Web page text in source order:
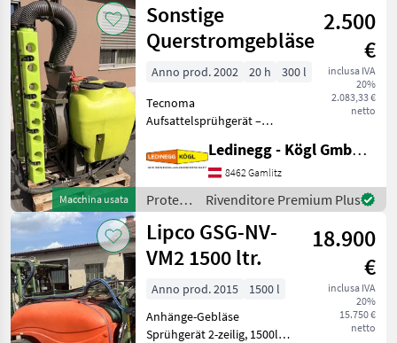
Macchina usata
Sonstige
Querstromgebläse
2.500
€
inclusa IVA
20%
2.083,33 €
netto
Anno prod. 2002 20 h
300 l
Tecnoma
Aufsattelsprühgerät –
Querstromgebläse und
Injektorwirkung
Beschreibung: Das
neuwertige Tecnoma
Aufsattelsprühgerät mit
300 Liter
Ledinegg - Kögl GmbH - Obst- und Weinbautechnik
8462 Gamlitz
Protezione
piante /
Sonstige
Rivenditore Premium Plus
Lipco GSG-NV-
VM2 1500 ltr.
18.900
€
inclusa IVA
20%
15.750 €
netto
Anno prod. 2015
1500 l
Anhänge-Gebläse
Sprühgerät 2-zeilig, 1500ltr.,